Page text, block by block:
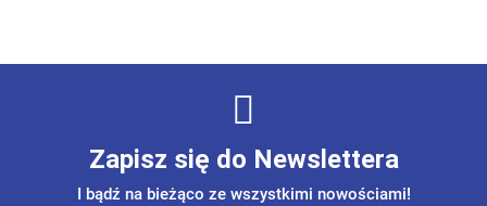
Zapisz się do Newslettera
I bądź na bieżąco ze wszystkimi nowościami!